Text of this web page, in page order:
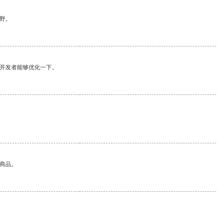
。
发者能够优化一下。
品。